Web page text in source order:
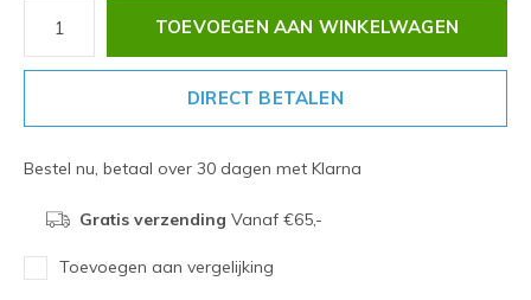
TOEVOEGEN AAN WINKELWAGEN
DIRECT BETALEN
Bestel nu, betaal over 30 dagen met Klarna
Gratis verzending Vanaf €65,-
Toevoegen aan vergelijking